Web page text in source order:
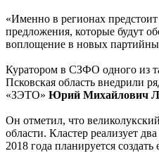
«Именно в регионах
предложения, которые будут
воплощение в новых
Куратором в СЗФО одного из
Псковская область внедрили
«ЗЭТО» Юрий Михайлович
Он отметил, что
области. Кластер реализует
2018 года планируется